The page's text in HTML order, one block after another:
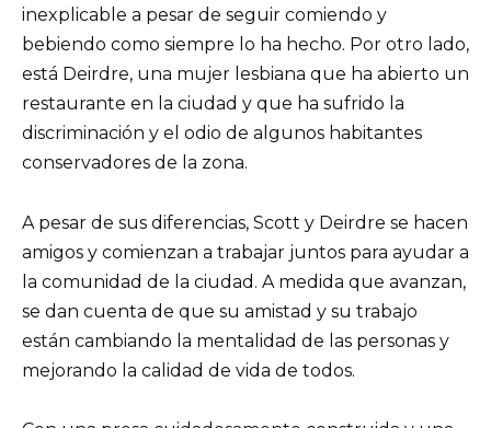
inexplicable a pesar de seguir comiendo y
bebiendo como siempre lo ha hecho. Por otro lado,
está Deirdre, una mujer lesbiana que ha abierto un
restaurante en la ciudad y que ha sufrido la
discriminación y el odio de algunos habitantes
conservadores de la zona.
A pesar de sus diferencias, Scott y Deirdre se hacen
amigos y comienzan a trabajar juntos para ayudar a
la comunidad de la ciudad. A medida que avanzan,
se dan cuenta de que su amistad y su trabajo
están cambiando la mentalidad de las personas y
mejorando la calidad de vida de todos.